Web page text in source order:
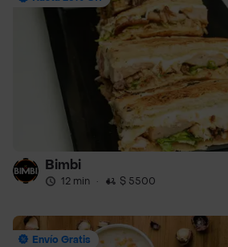
Bimbi
12 min · $ 5500
Envío Gratis